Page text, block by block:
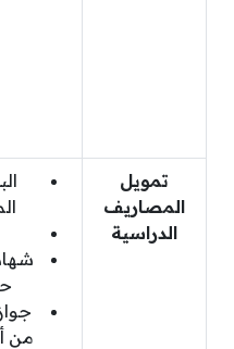
تمويل
المصاريف
الدراسية
من